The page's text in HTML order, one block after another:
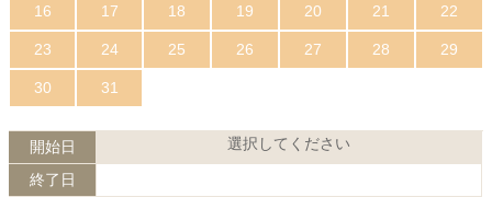
16 17 18 19 20 21 22
23 24 25 26 27 28 29
30 31
開始日 選択してください
終了日